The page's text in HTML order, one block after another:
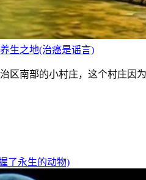
生之地(治癌是谣言)
区南部的小村庄，这个村庄
了永生的动物)